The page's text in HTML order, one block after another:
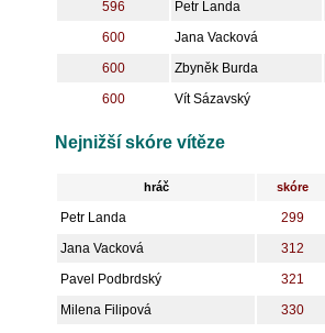
596
Petr Landa
600
Jana Vacková
600
Zbyněk Burda
600
Vít Sázavský
Nejnižší skóre vítěze
hráč skóre
Petr Landa
299
Jana Vacková
312
Pavel Podbrdský
321
Milena Filipová
330